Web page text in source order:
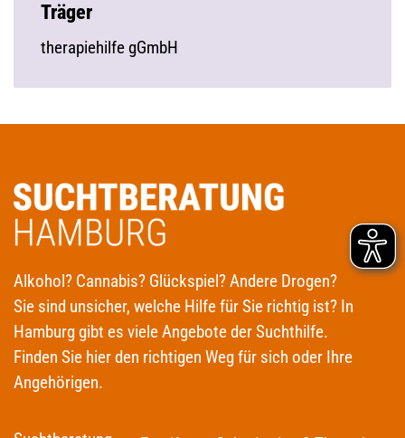
Träger
therapiehilfe gGmbH
Alkohol? Cannabis? Glückspiel? Andere Drogen?
Sie sind unsicher, welche Hilfe für Sie richtig ist? In
Hamburg gibt es viele Angebote der Suchthilfe.
Finden Sie hier den richtigen Weg für sich oder Ihre
Angehörigen.